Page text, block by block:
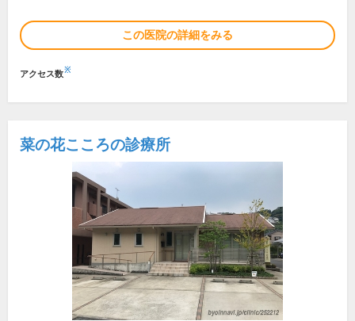
この医院の詳細をみる
アクセス数※
菜の花こころの診療所